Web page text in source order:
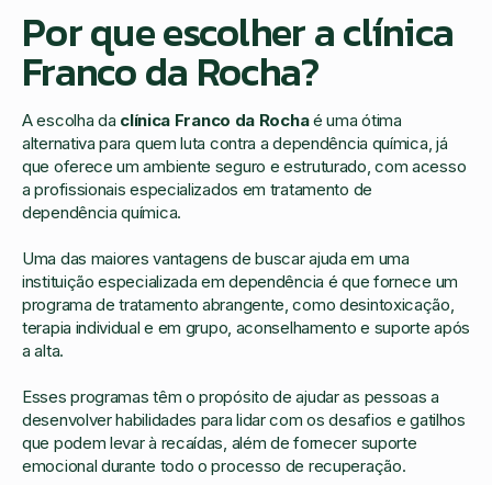
Por que escolher a clínica
Franco da Rocha?
A escolha da clínica Franco da Rochaé uma ótima
alternativa para quem luta contra a dependência química, já
que oferece um ambiente seguro e estruturado, com acesso
a profissionais especializados em tratamento de
dependência química.
Uma das maiores vantagens de buscar ajuda em uma
instituição especializada em dependência é que fornece um
programa de tratamento abrangente, como desintoxicação,
terapia individual e em grupo, aconselhamento e suporte após
a alta.
Esses programas têm o propósito de ajudar as pessoas a
desenvolver habilidades para lidar com os desafios e gatilhos
que podem levar à recaídas, além de fornecer suporte
emocional durante todo o processo de recuperação.